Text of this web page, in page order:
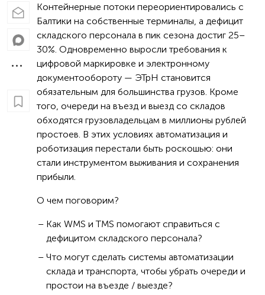
Контейнерные потоки переориентировались с
Балтики на собственные терминалы, а дефицит
складского персонала в пик сезона достиг 25–
30%. Одновременно выросли требования к
цифровой маркировке и электронному
документообороту — ЭТрН становится
обязательным для большинства грузов. Кроме
того, очереди на въезд и выезд со складов
обходятся грузовладельцам в миллионы рублей
простоев. В этих условиях автоматизация и
роботизация перестали быть роскошью: они
стали инструментом выживания и сохранения
прибыли.
О чем поговорим?
Как WMS и TMS помогают справиться с
дефицитом складского персонала?
Что могут сделать системы автоматизации
склада и транспорта, чтобы убрать очереди и
простои на въезде / выезде?